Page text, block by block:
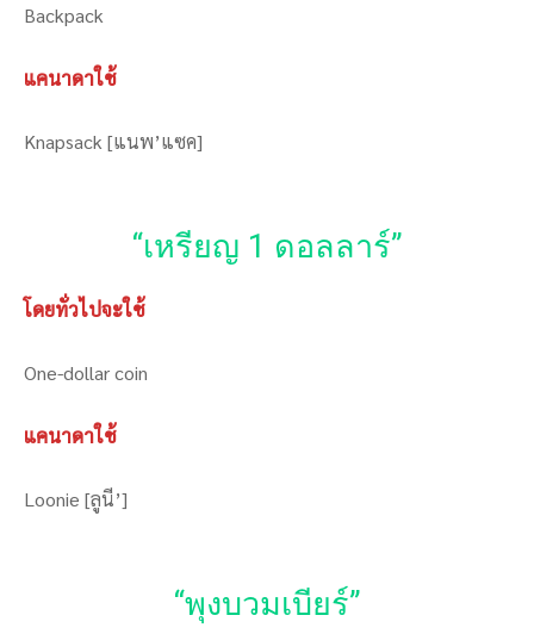
Backpack
แคนาดาใช้
Knapsack [แนพ’แซค]
“เหรียญ 1 ดอลลาร์”
โดยทั่วไปจะใช้
One-dollar coin
แคนาดาใช้
Loonie [ลูนี’]
“พุงบวมเบียร์”